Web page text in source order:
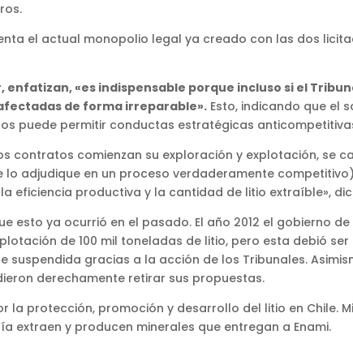
el actual monopolio legal ya creado con las dos
enfatizan, «es indispensable porque incluso si el
de forma irreparable». Esto, indicando que el
puede permitir conductas estratégicas
contratos comienzan su exploración y explotación, se
adjudique en un proceso verdaderamente
eficiencia productiva y la cantidad de litio extraíble»,
esto ya ocurrió en el pasado. El año 2012 el gobierno
de 100 mil toneladas de litio, pero esta debió
suspendida gracias a la acción de los Tribunales.
derechamente retirar sus propuestas.
la protección, promoción y desarrollo del litio en Chile.
extraen y producen minerales que entregan a Enami.